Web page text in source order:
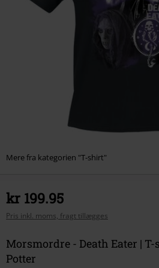
Mere fra kategorien "T-shirt"
kr 199.95
Pris inkl. moms, fragt tillægges
Morsmordre - Death Eater |
Potter